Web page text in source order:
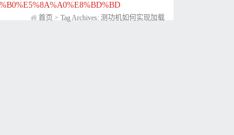
首页 > Tag Archives: 测功机如何实现加载